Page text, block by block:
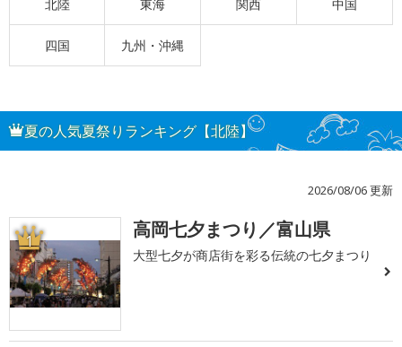
北陸 東海 関西 中国
四国 九州・沖縄
夏の人気夏祭りランキング【北陸】
2026/08/06 更新
1 高岡七夕まつり／富山県
大型七夕が商店街を彩る伝統の七夕まつり